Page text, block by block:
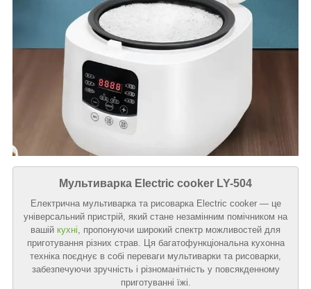
Мультиварка Electric cooker LY-504
Електрична мультиварка та рисоварка Electric cooker — це
універсальний пристрій, який стане незамінним помічником на
вашій кухні, пропонуючи широкий спектр можливостей для
приготування різних страв. Ця багатофункціональна кухонна
техніка поєднує в собі переваги мультиварки та рисоварки,
забезпечуючи зручність і різноманітність у повсякденному
приготуванні їжі.